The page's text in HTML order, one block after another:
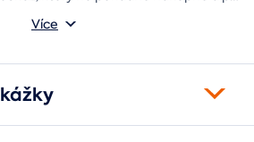
fotka zo zážitku, ktorá pri každom
balónový, tunelový a univerzálny
Více